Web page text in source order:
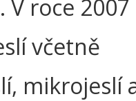
roce
včetně
mikrojeslí